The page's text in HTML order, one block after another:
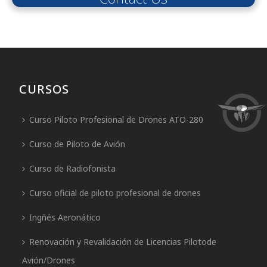
CURSOS
Curso Piloto Profesional de Drones ATO-280
Curso de Piloto de Avión
Curso de Radiofonista
Curso oficial de piloto profesional de drones
Ingñés Aeronático
Renovación y Revalidación de Licencias Pilotode
Avión/Drones